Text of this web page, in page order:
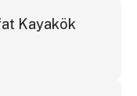
Kayakök